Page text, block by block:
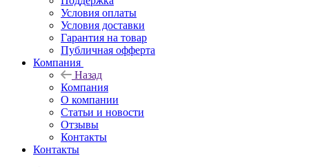
Условия оплаты
Условия доставки
Гарантия на товар
Публичная офферта
Компания
Назад
Компания
О компании
Статьи и новости
Отзывы
Контакты
Контакты